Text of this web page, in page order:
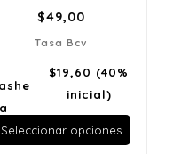
$49,00
Tasa Bcv
$19,60 (40%
inicial)
Seleccionar opciones